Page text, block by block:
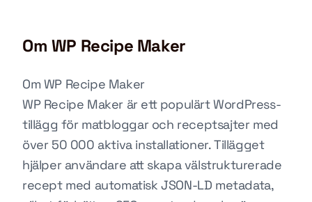
Om WP Recipe Maker
Om WP Recipe Maker
WP Recipe Maker är ett populärt WordPress-
tillägg för matbloggar och receptsajter med
över 50 000 aktiva installationer. Tillägget
hjälper användare att skapa välstrukturerade
recept med automatisk JSON-LD metadata,